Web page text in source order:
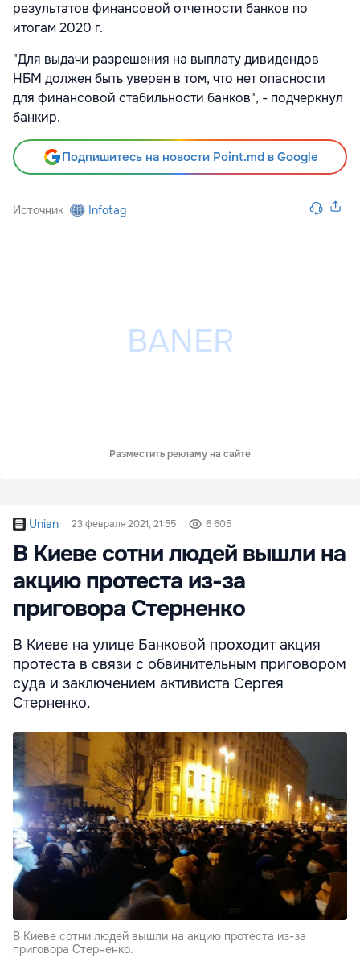
результатов финансовой отчетности банков по
итогам 2020 г.
"Для выдачи разрешения на выплату дивидендов
НБМ должен быть уверен в том, что нет опасности
для финансовой стабильности банков", - подчеркнул
банкир.
Подпишитесь на новости Point.md в Google
Источник Infotag
Разместить рекламу на сайте
Unian 23 февраля 2021, 21:55 6 605
В Киеве сотни людей вышли на
акцию протеста из-за
приговора Стерненко
В Киеве на улице Банковой проходит акция
протеста в связи с обвинительным приговором
суда и заключением активиста Сергея
Стерненко.
В Киеве сотни людей вышли на акцию протеста из-за
приговора Стерненко.